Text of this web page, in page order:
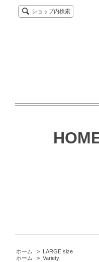
ショップ内検索
ホーム > LARGE size
ホーム
> Variety